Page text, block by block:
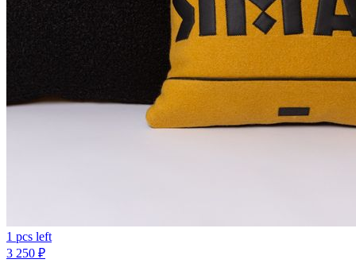
1 pcs left
3 250 ₽